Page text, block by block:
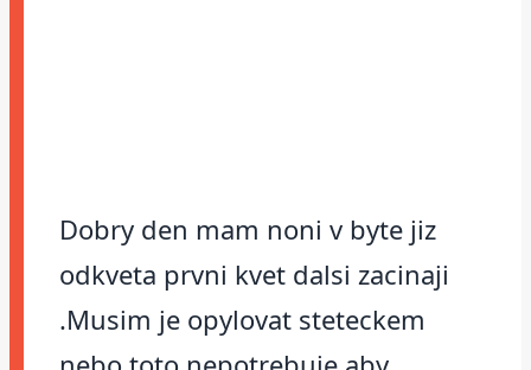
Dobry den mam noni v byte jiz
odkveta prvni kvet dalsi zacinaji
.Musim je opylovat steteckem